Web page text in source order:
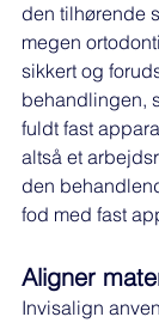
den tilhørende
megen
sikkert og
behandlingen,
fuldt fast
altså et
den
fod med fast
Aligner
Invisalign